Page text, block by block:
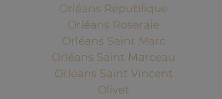
Orléans République
Orléans Roseraie
Orléans Saint Marc
Orléans Saint Marceau
Orléans Saint Vincent
Olivet